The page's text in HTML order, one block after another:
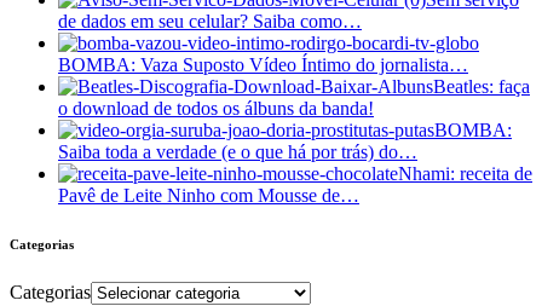
de dados em seu celular? Saiba como…
BOMBA: Vaza Suposto Vídeo Íntimo do jornalista…
Beatles: faça
o download de todos os álbuns da banda!
BOMBA:
Saiba toda a verdade (e o que há por trás) do…
Nhami: receita de
Pavê de Leite Ninho com Mousse de…
Categorias
Categorias